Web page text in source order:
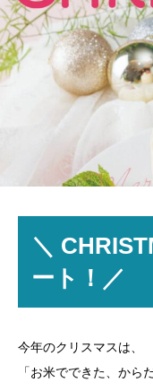
＼
ート！／
今年のクリスマスは、
「お米でできた、から